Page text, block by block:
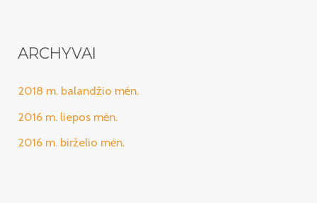
ARCHYVAI
2018 m. balandžio mėn.
2016 m. liepos mėn.
2016 m. birželio mėn.